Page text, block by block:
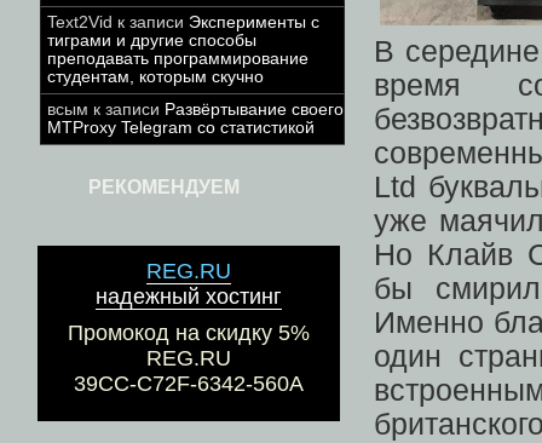
Text2Vid к записи Эксперименты с
тиграми и другие способы
преподавать программирование
студентам, которым скучно
всым к записи Развёртывание своего
MTProxy Telegram со статистикой
РЕКОМЕНДУЕМ
REG.RU
надежный хостинг
Промокод на скидку 5%
REG.RU
39CC-C72F-6342-560A
В
время
Ltd
уже
Но Клайв
бы
Именно
один